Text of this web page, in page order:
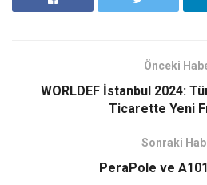
Önceki
WORLDEF İstanbul 2024:
Ticarette Yeni
Sonraki
PeraPole ve